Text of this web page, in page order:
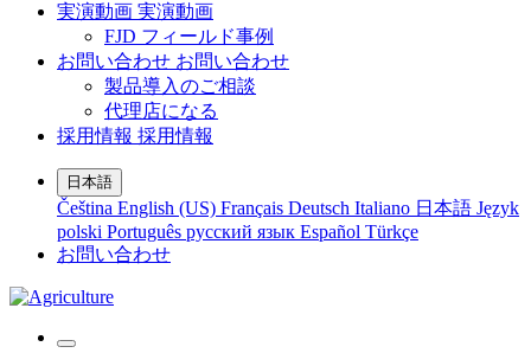
実演動画 実演動画
FJD フィールド事例
お問い合わせ お問い合わせ
製品導入のご相談
代理店になる
採用情報 採用情報
日本語
Čeština English (US) Français Deutsch Italiano 日本語 Język
polski Português русский язык Español Türkçe
お問い合わせ